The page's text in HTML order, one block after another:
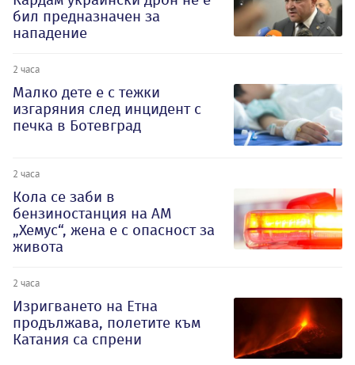
бил предназначен за
нападение
2 часа
Малко дете е с тежки
изгаряния след инцидент с
печка в Ботевград
2 часа
Кола се заби в
бензиностанция на АМ
„Хемус“, жена е с опасност за
живота
2 часа
Изригването на Етна
продължава, полетите към
Катания са спрени